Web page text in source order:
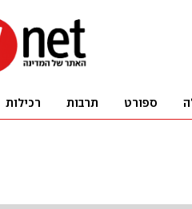
ספורט תרבות רכילות